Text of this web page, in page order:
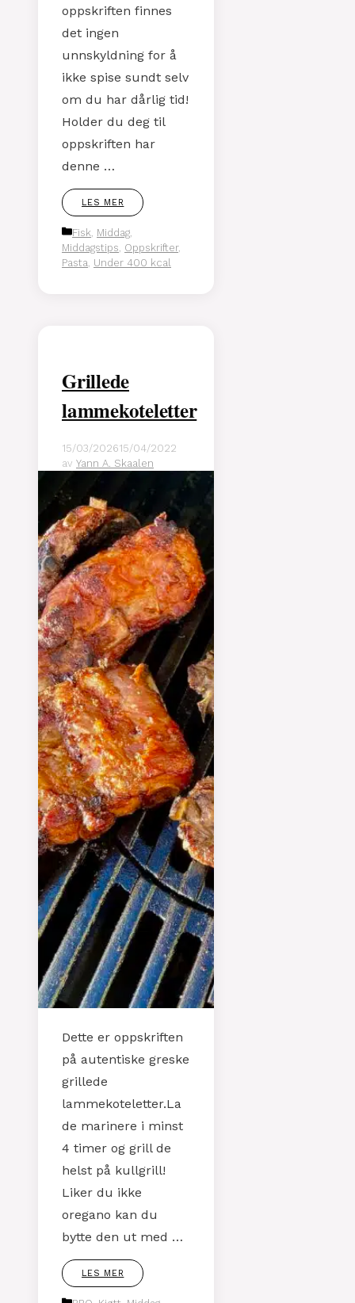
oppskriften finnes
det ingen
unnskyldning for å
ikke spise sundt selv
om du har dårlig tid!
Holder du deg til
oppskriften har
denne …
LES MER
Kategorier
Fisk Middag
Middagstips Oppskrifter,
Pasta Under 400 kcal
Grillede
lammekoteletter
15/03/202615/04/2022
av Yann A. Skaalen
Dette er oppskriften
på autentiske greske
grillede
lammekoteletter.La
de marinere i minst
4 timer og grill de
helst på kullgrill!
Liker du ikke
oregano kan du
bytte den ut med …
LES MER